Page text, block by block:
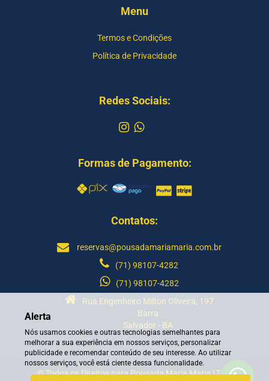
Menu
Termos e Condições
Política de Privacidade
Redes Sociais:
Formas de Pagamento:
Contatos:
reservas@pousadamariamaria.com.br
(71) 98107-4282
(71) 98107-4282
Rua Engenheiro Milton Oliveira, 197
Barra
Salvador - BA
© Todos os Direitos para Pousada Maria Maria LTDA
Alerta
Nós usamos cookies e outras tecnologias semelhantes para
melhorar a sua experiência em nossos serviços, personalizar
publicidade e recomendar conteúdo de seu interesse. Ao utilizar
nossos serviços, você está ciente dessa funcionalidade.